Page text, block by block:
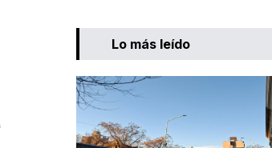
Lo más leído